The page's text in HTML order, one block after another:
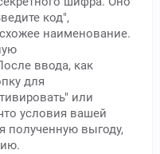
код",
наименование.
ввода, как
для
или
условия вашей
полученную выгоду,